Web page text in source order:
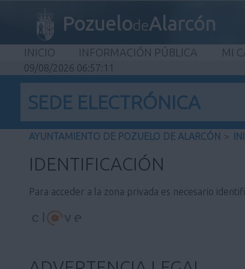
PozuelodeAlarcón
INICIO INFORMACIÓN PÚBLICA MI
09/08/2026 06:57:11
SEDE ELECTRÓNICA
AYUNTAMIENTO DE POZUELO DE ALARCÓN >
IDENTIFICACIÓN
Para acceder a la zona privada es necesario